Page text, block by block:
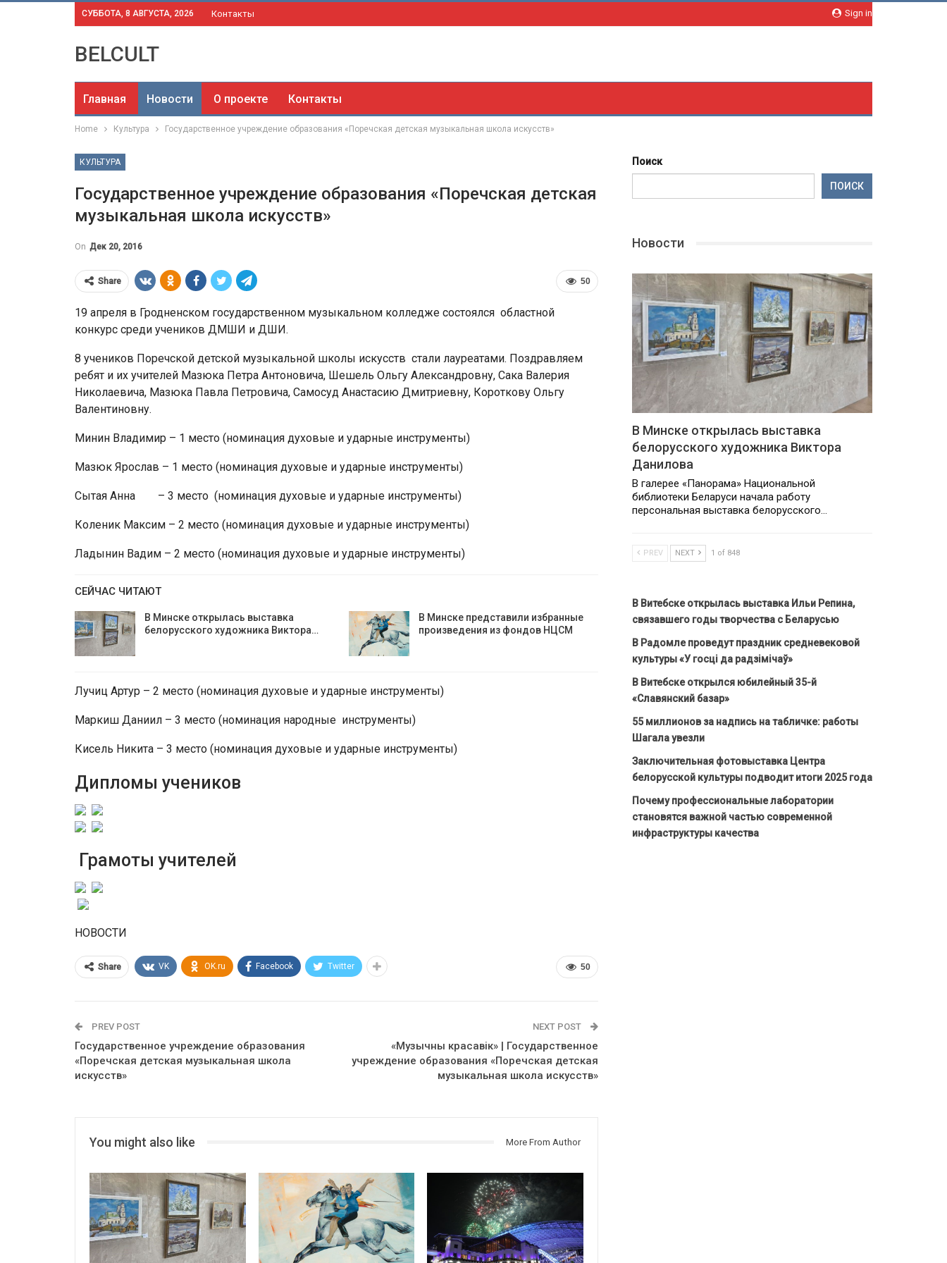
Sign in
СУББОТА, 8 АВГУСТА, 2026 Контакты
BELCULT
Главная Новости О проекте Контакты
Home Культура Государственное учреждение образования «Поречская детская музыкальная школа искусств»
КУЛЬТУРА
Государственное учреждение образования «Поречская детская
музыкальная школа искусств»
On Дек 20, 2016
50
Share
19 апреля в Гродненском государственном музыкальном колледже состоялся областной
конкурс среди учеников ДМШИ и ДШИ.
8 учеников Поречской детской музыкальной школы искусств стали лауреатами. Поздравляем
ребят и их учителей Мазюка Петра Антоновича, Шешель Ольгу Александровну, Сака Валерия
Николаевича, Мазюка Павла Петровича, Самосуд Анастасию Дмитриевну, Короткову Ольгу
Валентиновну.
Минин Владимир – 1 место (номинация духовые и ударные инструменты)
Мазюк Ярослав – 1 место (номинация духовые и ударные инструменты)
Сытая Анна – 3 место (номинация духовые и ударные инструменты)
Коленик Максим – 2 место (номинация духовые и ударные инструменты)
Ладынин Вадим – 2 место (номинация духовые и ударные инструменты)
СЕЙЧАС ЧИТАЮТ
В Минске открылась выставка
белорусского художника Виктора…
В Минске представили избранные
произведения из фондов НЦСМ
Лучиц Артур – 2 место (номинация духовые и ударные инструменты)
Маркиш Даниил – 3 место (номинация народные инструменты)
Кисель Никита – 3 место (номинация духовые и ударные инструменты)
Дипломы учеников
Грамоты учителей
НОВОСТИ
50
Share VK OK.ru Facebook Twitter
PREV POST
Государственное учреждение образования
«Поречская детская музыкальная школа
искусств»
NEXT POST
«Музычны красавік» | Государственное
учреждение образования «Поречская детская
музыкальная школа искусств»
You might also like More From Author
Поиск
ПОИСК
Новости
В Минске открылась выставка
белорусского художника Виктора
Данилова
В галерее «Панорама» Национальной
библиотеки Беларуси начала работу
персональная выставка белорусского…
PREV NEXT 1 of 848
В Витебске открылась выставка Ильи Репина,
связавшего годы творчества с Беларусью
В Радомле проведут праздник средневековой
культуры «У госці да радзімічаў»
В Витебске открылся юбилейный 35-й
«Славянский базар»
55 миллионов за надпись на табличке: работы
Шагала увезли
Заключительная фотовыставка Центра
белорусской культуры подводит итоги 2025 года
Почему профессиональные лаборатории
становятся важной частью современной
инфраструктуры качества